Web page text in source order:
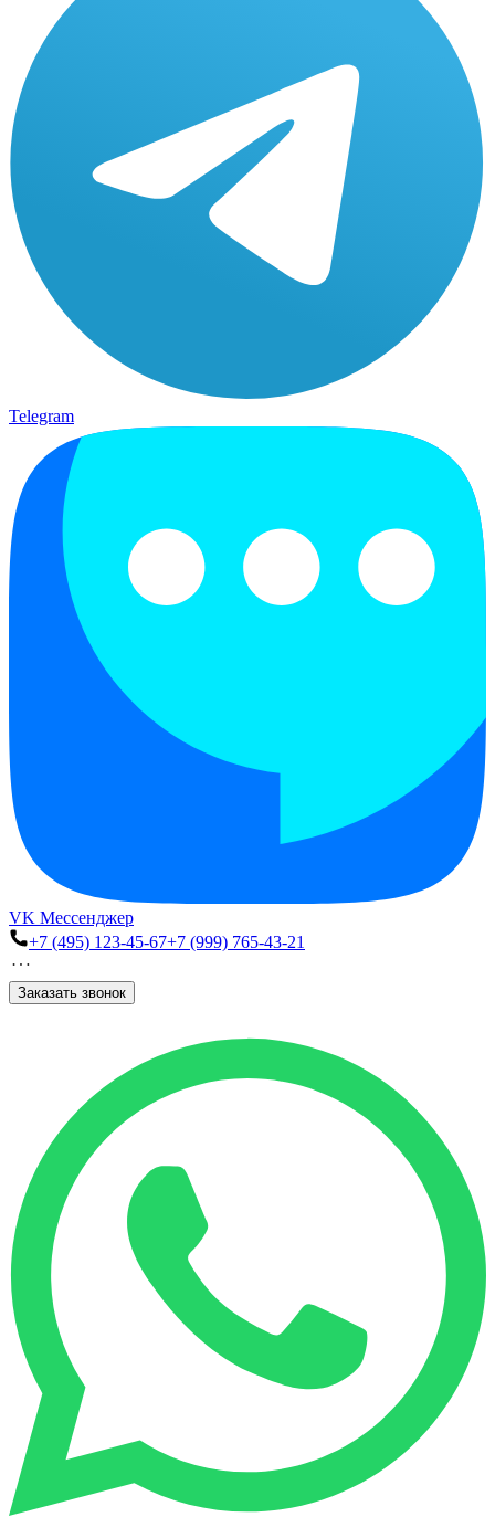
Telegram
VK Мессенджер
+7 (495) 123-45-67+7 (999) 765-43-21
Заказать звонок